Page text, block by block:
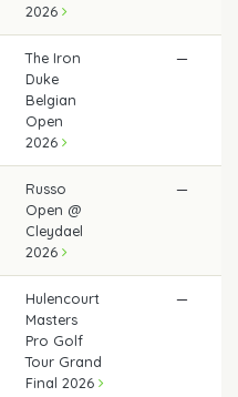
2026
The Iron
Duke
Belgian
Open
2026
—
Russo
Open @
Cleydael
2026
—
Hulencourt
Masters
Pro Golf
Tour Grand
Final 2026
—